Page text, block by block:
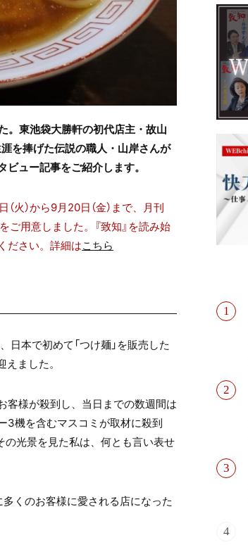
。東池袋大勝軒の初代店主・故山
を捧げた伝説の職人・山岸さんが
ビュー記事をご紹介します。
火）から9月20日（金）まで、月刊
ご用意しました。『致知』を読み始
ださい。詳細はこちら
本で初めて「つけ麺」を販売した
ました。
客様が殺到し、当日までの数週間は
3機を含むマスコミが取材に殺到
光景を見た私は、何とも言い表せ
くのお客様に愛される店になった